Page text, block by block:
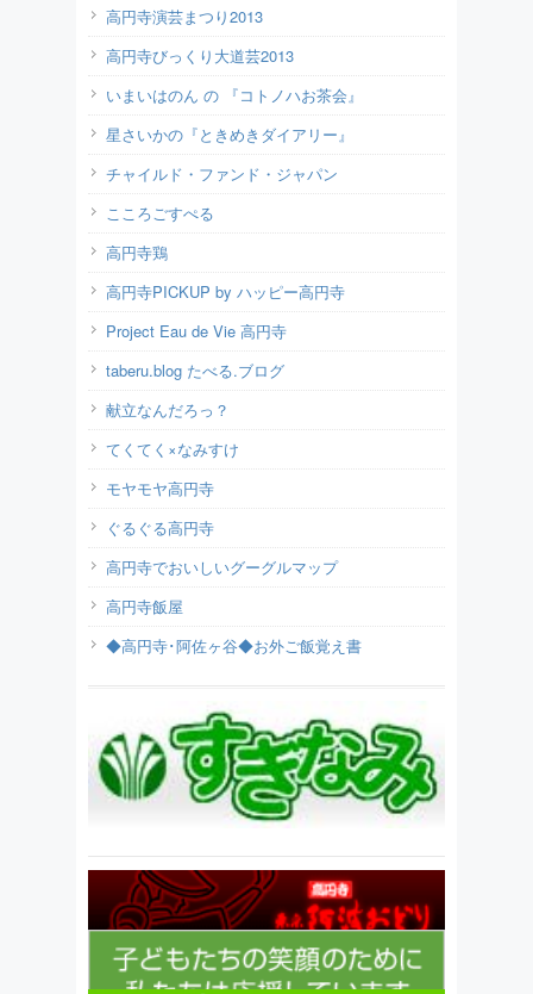
高円寺演芸まつり2013
高円寺びっくり大道芸2013
いまいはのん の 『コトノハお茶会』
星さいかの『ときめきダイアリー』
チャイルド・ファンド・ジャパン
こころごすぺる
高円寺鶏
高円寺PICKUP by ハッピー高円寺
Project Eau de Vie 高円寺
taberu.blog たべる.ブログ
献立なんだろっ？
てくてく×なみすけ
モヤモヤ高円寺
ぐるぐる高円寺
高円寺でおいしいグーグルマップ
高円寺飯屋
◆高円寺･阿佐ヶ谷◆お外ご飯覚え書